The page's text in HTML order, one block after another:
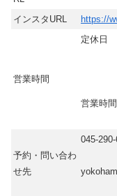
インスタURL https://
営業時間
定休日
2ND
営業時
予約・問い合わ
せ先
045-